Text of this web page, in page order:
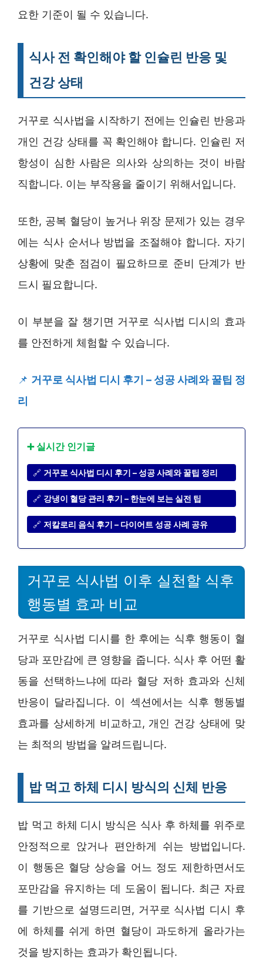
요한 기준이 될 수 있습니다.
식사 전 확인해야 할 인슐린 반응 및
건강 상태
거꾸로 식사법을 시작하기 전에는 인슐린 반응과
개인 건강 상태를 꼭 확인해야 합니다. 인슐린 저
항성이 심한 사람은 의사와 상의하는 것이 바람
직합니다. 이는 부작용을 줄이기 위해서입니다.
또한, 공복 혈당이 높거나 위장 문제가 있는 경우
에는 식사 순서나 방법을 조절해야 합니다. 자기
상황에 맞춘 점검이 필요하므로 준비 단계가 반
드시 필요합니다.
이 부분을 잘 챙기면 거꾸로 식사법 디시의 효과
를 안전하게 체험할 수 있습니다.
📌 거꾸로 식사법 디시 후기 – 성공 사례와 꿀팁 정
리
➕ 실시간 인기글
🔗 거꾸로 식사법 디시 후기 – 성공 사례와 꿀팁 정리
🔗 강냉이 혈당 관리 후기 – 한눈에 보는 실전 팁
🔗 저칼로리 음식 후기 – 다이어트 성공 사례 공유
거꾸로 식사법 이후 실천할 식후
행동별 효과 비교
거꾸로 식사법 디시를 한 후에는 식후 행동이 혈
당과 포만감에 큰 영향을 줍니다. 식사 후 어떤 활
동을 선택하느냐에 따라 혈당 저하 효과와 신체
반응이 달라집니다. 이 섹션에서는 식후 행동별
효과를 상세하게 비교하고, 개인 건강 상태에 맞
는 최적의 방법을 알려드립니다.
밥 먹고 하체 디시 방식의 신체 반응
밥 먹고 하체 디시 방식은 식사 후 하체를 위주로
안정적으로 앉거나 편안하게 쉬는 방법입니다.
이 행동은 혈당 상승을 어느 정도 제한하면서도
포만감을 유지하는 데 도움이 됩니다. 최근 자료
를 기반으로 설명드리면, 거꾸로 식사법 디시 후
에 하체를 쉬게 하면 혈당이 과도하게 올라가는
것을 방지하는 효과가 확인됩니다.